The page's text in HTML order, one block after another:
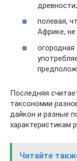
древности;
полевая,
Африке, не
Последняя
таксономии
дайкон и разные
характеристикам
Читайте